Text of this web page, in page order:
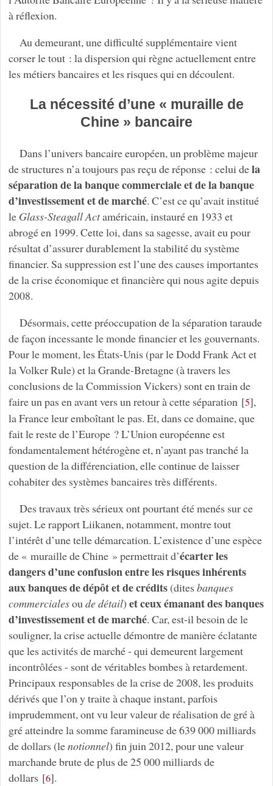
à réflexion.
Au demeurant, une difficulté supplémentaire vient
corser le tout : la dispersion qui règne actuellement entre
les métiers bancaires et les risques qui en découlent.
La nécessité d’une « muraille de
Chine » bancaire
Dans l’univers bancaire européen, un problème majeur
de structures n’a toujours pas reçu de réponse : celui dela
séparation de la banque commerciale et de la banque
d’investissement et de marché. C’est ce qu’avait institué
le Glass-Steagall Actaméricain, instauré en 1933 et
abrogé en 1999. Cette loi, dans sa sagesse, avait eu pour
résultat d’assurer durablement la stabilité du système
financier. Sa suppression est l’une des causes importantes
de la crise économique et financière qui nous agite depuis
2008.
Désormais, cette préoccupation de la séparation taraude
de façon incessante le monde financier et les gouvernants.
Pour le moment, les États-Unis (par le Dodd Frank Act et
la Volker Rule) et la Grande-Bretagne (à travers les
conclusions de la Commission Vickers) sont en train de
faire un pas en avant vers un retour à cette séparation[5],
la France leur emboîtant le pas. Et, dans ce domaine, que
fait le reste de l’Europe ? L’Union européenne est
fondamentalement hétérogène et, n’ayant pas tranché la
question de la différenciation, elle continue de laisser
cohabiter des systèmes bancaires très différents.
Des travaux très sérieux ont pourtant été menés sur ce
sujet. Le rapport Liikanen, notamment, montre tout
l’intérêt d’une telle démarcation. L’existence d’une espèce
de « muraille de Chine » permettrait d’écarter les
dangers d’une confusion entre les risques inhérents
aux banques de dépôt et de crédits(dites banques
commercialesoude détail) et ceux émanant des banques
d’investissement et de marché. Car, est-il besoin de le
souligner, la crise actuelle démontre de manière éclatante
que les activités de marché - qui demeurent largement
incontrôlées - sont de véritables bombes à retardement.
Principaux responsables de la crise de 2008, les produits
dérivés que l’on y traite à chaque instant, parfois
imprudemment, ont vu leur valeur de réalisation de gré à
gré atteindre la somme faramineuse de 639 000 milliards
de dollars (lenotionnel) fin juin 2012, pour une valeur
marchande brute de plus de 25 000 milliards de
dollars [6].